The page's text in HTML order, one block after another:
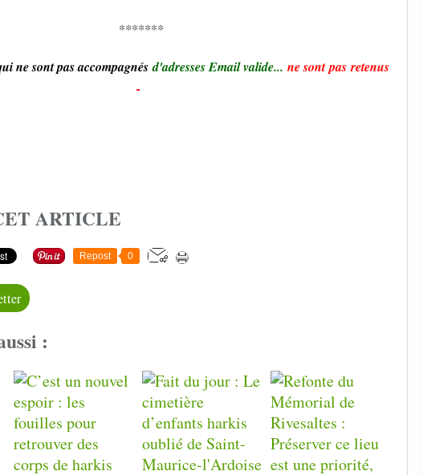
*******
ne sont pas accompagnésd'adresses Email valide... ne sont pas retenus
-
ARTICLE
Repost 0
: